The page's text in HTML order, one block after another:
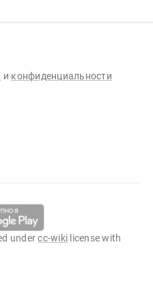
и конфиденциальности
undercc-wiki license with